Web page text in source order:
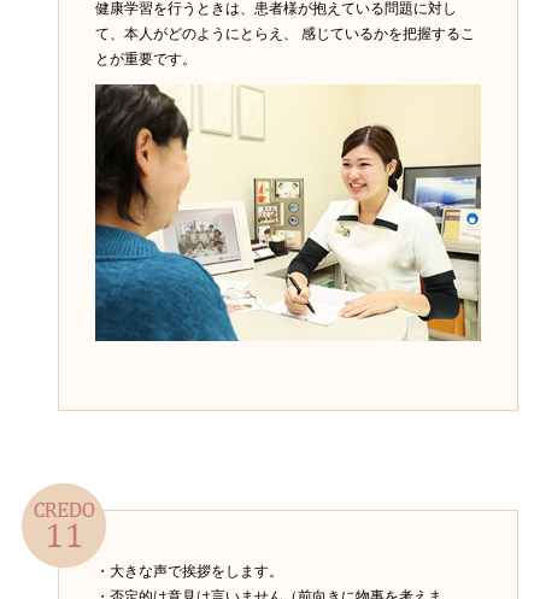
健康学習を行うときは、患者様が抱えている問題に対し
て、本人がどのようにとらえ、 感じているかを把握するこ
とが重要です。
・大きな声で挨拶をします。